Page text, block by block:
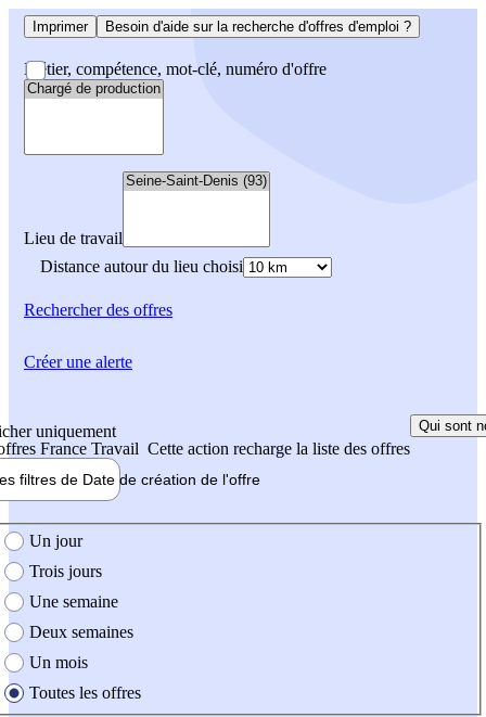
Imprimer Besoin d'aide sur la recherche d'offres d'emploi ?
Métier, compétence, mot-clé, numéro d'offre
Lieu de travail
Distance autour du lieu choisi
Rechercherdes offres
uniquement
France Travail Cette action recharge la liste des offres
Qui sont
filtres de Date de création de l'offre
création de l'offre
Un jour
Trois jours
Une semaine
Deux semaines
Un mois
Toutes les offres
Créer une alerte